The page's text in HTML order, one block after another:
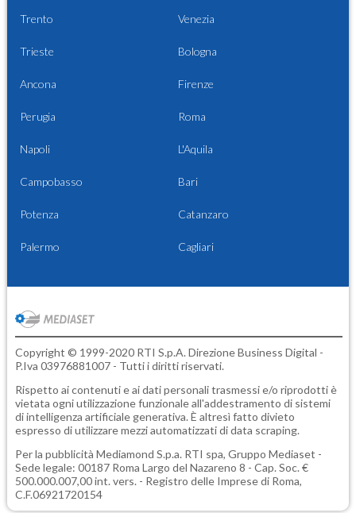
Trento Venezia
Trieste Bologna
Ancona Firenze
Perugia Roma
Napoli L'Aquila
Campobasso Bari
Potenza Catanzaro
Palermo Cagliari
Copyright © 1999-2020 RTI S.p.A. Direzione Business Digital -
P.Iva 03976881007 - Tutti i diritti riservati.
Rispetto ai contenuti e ai dati personali trasmessi e/o riprodotti è
vietata ogni utilizzazione funzionale all'addestramento di sistemi
di intelligenza artificiale generativa. È altresì fatto divieto
espresso di utilizzare mezzi automatizzati di data scraping.
Per la pubblicità Mediamond S.p.a. RTI spa, Gruppo Mediaset -
Sede legale: 00187 Roma Largo del Nazareno 8 - Cap. Soc. €
500.000.007,00 int. vers. - Registro delle Imprese di Roma,
C.F.06921720154